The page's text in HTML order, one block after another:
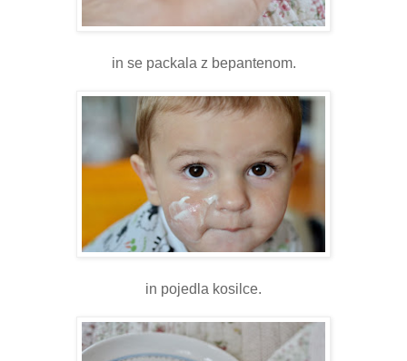
in se packala z bepantenom.
in pojedla kosilce.